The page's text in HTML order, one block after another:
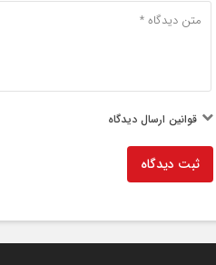
قوانین ارسال دیدگاه
ثبت دیدگاه